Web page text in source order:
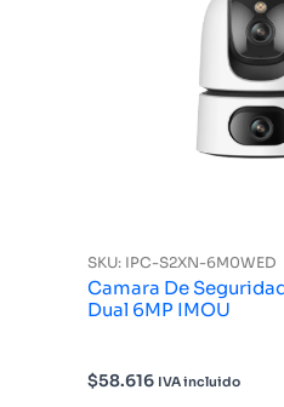
SKU: IPC-S2XN-6M0WED
Camara De
Dual 6MP IMOU
$58.616 IVA incluido